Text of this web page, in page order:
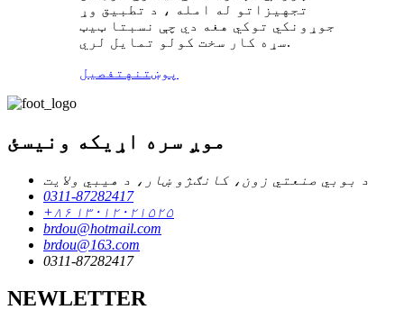
تجهیزاتو له امله ، د تطبیق وړ
جوړونکي توکي هغه دي چې نسبتا ټیټ
سړه کار سخت کولو تمایل لري.
پوښتنه تفصیل
موږ سره اړیکه ونیسئ
د بوبي صنعتي زون، کانګژو ښار، د هیبي ولایت
0311-87282417
+۸۶ ۱۳۰۱۲۰۲۱۵۲۵
brdou@hotmail.com
brdou@163.com
0311-87282417
NEWLETTER